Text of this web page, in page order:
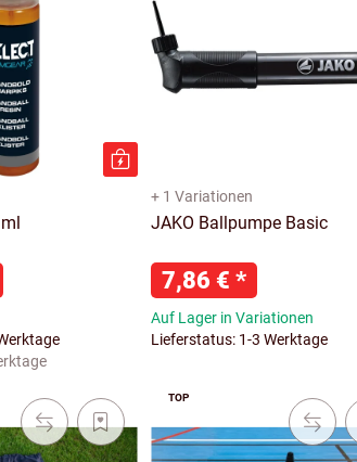
+ 1 Variationen
JAKO Ballpumpe Basic
7,86 € *
Auf Lager in Variationen
Lieferstatus: 1-3 Werktage
TOP